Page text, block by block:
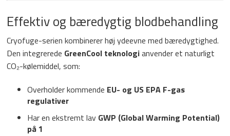
Effektiv og bæredygtig blodbehandling
Cryofuge-serien kombinerer høj ydeevne med bæredygtighed.
Den integrerede GreenCool teknologianvender et naturligt
CO₂-kølemiddel, som:
Overholder kommende EU- og US EPA F-gas
regulativer
Har en ekstremt lav GWP (Global Warming Potential)
på 1